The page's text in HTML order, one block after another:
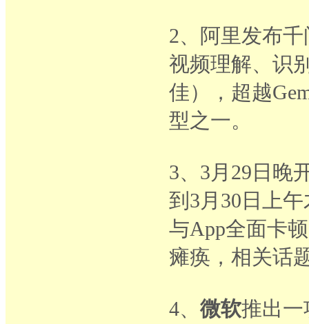
2、阿里发布
视频理解、识
佳），超越
型之一。
3、3月29日晚
到3月30日上
与App全面卡
瘫痪，相关话
4、 微软推出一